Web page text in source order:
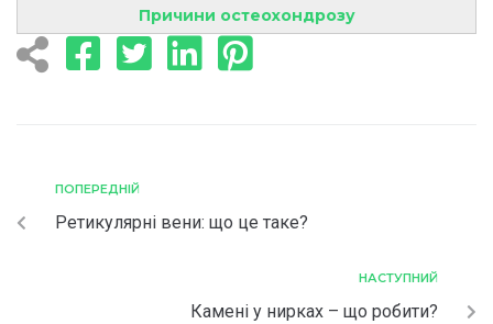
Причини остеохондрозу
ПОПЕРЕДНІЙ
Ретикулярні вени: що це таке?
НАСТУПНИЙ
Камені у нирках – що робити?